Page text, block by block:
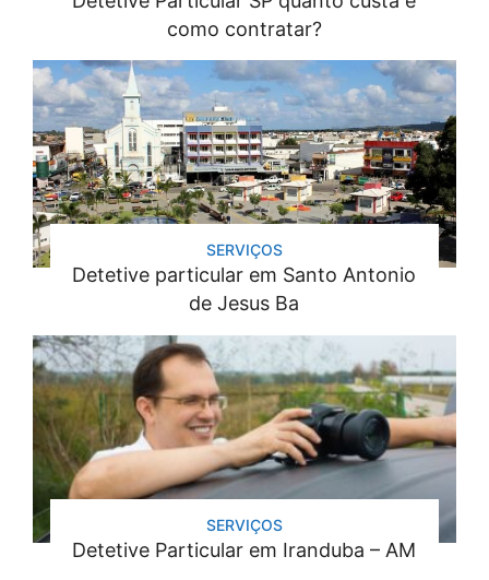
como contratar?
SERVIÇOS
Detetive particular em Santo Antonio
de Jesus Ba
SERVIÇOS
Detetive Particular em Iranduba – AM